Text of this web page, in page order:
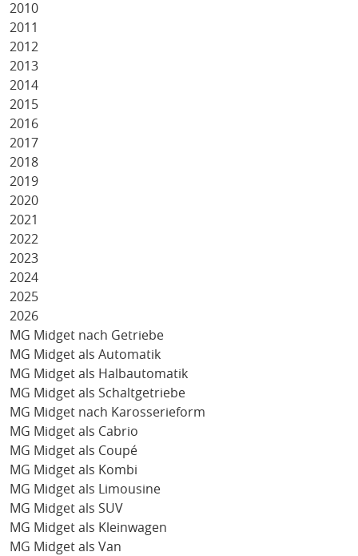
2010
2011
2012
2013
2014
2015
2016
2017
2018
2019
2020
2021
2022
2023
2024
2025
2026
MG Midget nach Getriebe
MG Midget als Automatik
MG Midget als Halbautomatik
MG Midget als Schaltgetriebe
MG Midget nach Karosserieform
MG Midget als Cabrio
MG Midget als Coupé
MG Midget als Kombi
MG Midget als Limousine
MG Midget als SUV
MG Midget als Kleinwagen
MG Midget als Van